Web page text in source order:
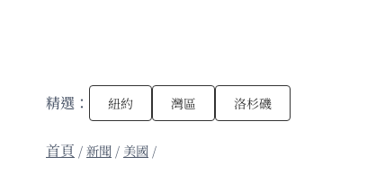
精選： 紐約 灣區 洛杉磯
/新聞 / 美國 /